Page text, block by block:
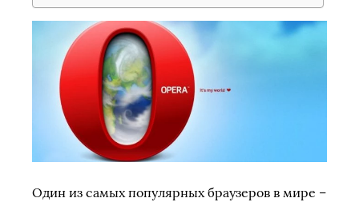
Один из самых популярных браузеров в мире –